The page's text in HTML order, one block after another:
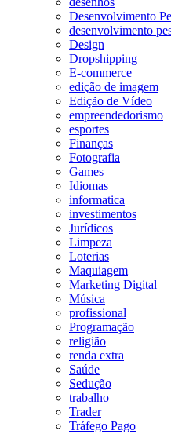
Desenvolvimento
desenvolvimento
Design
Dropshipping
E-commerce
edição de imagem
Edição de Vídeo
empreendedorismo
esportes
Finanças
Fotografia
Games
Idiomas
informatica
investimentos
Jurídicos
Limpeza
Loterias
Maquiagem
Marketing Digital
Música
profissional
Programação
religião
renda extra
Saúde
Sedução
trabalho
Trader
Tráfego Pago